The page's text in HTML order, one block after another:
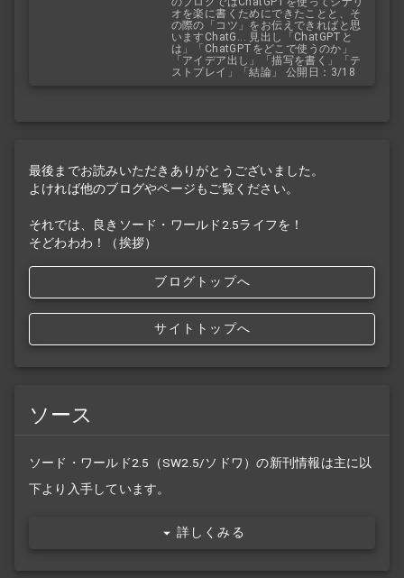
オを楽に書くためにできたことと、そ
の際の「コツ」をお伝えできればと思
いますChatG... 見出し「ChatGPTと
は」「ChatGPTをどこで使うのか」
「アイデア出し」「描写を書く」「テ
ストプレイ」「結論」 公開日：3/18
最後までお読みいただきありがとうございました。
よければ他のブログやページもご覧ください。
それでは、良きソード・ワールド2.5ライフを！
そどわわわ！（挨拶）
ブログトップへ
サイトトップへ
ソース
ソード・ワールド2.5（SW2.5/ソドワ）の新刊情報は主に以
下より入手しています。
詳しくみる